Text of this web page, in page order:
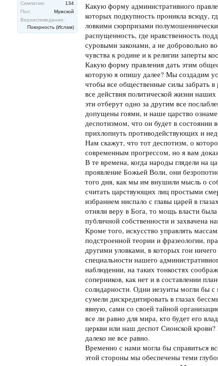
Симпатии:
134
Пол:
Мужской
Вероисповедание:
Покорность (Ислам)
Какую форму административного
которых подкупность проникла всюду,
ловкими сюрпризами
распущенность, где нравственность
суровыми законами, а не добровольно
чувства к родине и к религии заперты
Какую форму правления дать этим
которую я опишу далее? Мы создадим
чтобы все общественные силы забрать
все действия политической жизни
эти отберут одно за другим все
допущены гоями, и наше царство
деспотизмом, что он будет в состоянии
прихлопнуть противодействующих и
Нам скажут, что тот деспотизм, о
современным прогрессом, но я вам
В те времена, когда народы глядели на
проявление Божьей Воли, они
того дня, как мы им внушили мысль о
считать царствующих лиц простыми
избранием ниспало с главы царей в
отняли веру в Бога, то мощь власти
публичной собственности и захвачена
Кроме того, искусство управлять
подстроенной теории и фразеологии,
другими уловками, в которых гои
специальности нашего
наблюдении, на таких тонкостях
соперников, как нет и в составлении
солидарности. Одни иезуиты могли бы
сумели дискредитировать в глазах
явную, сами со своей тайной
все ли равно для мира, кто будет его
церкви или наш деспот Сионской
далеко не все равно.
Временно с нами могла бы справиться
этой стороны мы обеспечены теми